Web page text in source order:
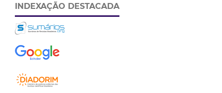
INDEXAÇÃO DESTACADA